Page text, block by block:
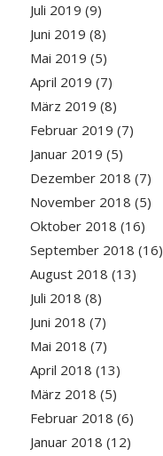
Juli 2019 (9)
Juni 2019 (8)
Mai 2019 (5)
April 2019 (7)
März 2019 (8)
Februar 2019 (7)
Januar 2019 (5)
Dezember 2018 (7)
November 2018 (5)
Oktober 2018 (16)
September 2018 (16)
August 2018 (13)
Juli 2018 (8)
Juni 2018 (7)
Mai 2018 (7)
April 2018 (13)
März 2018 (5)
Februar 2018 (6)
Januar 2018 (12)